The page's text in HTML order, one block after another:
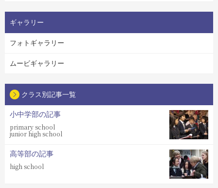
ギャラリー
フォトギャラリー
ムービギャラリー
クラス別記事一覧
小中学部の記事
primary school
junior high school
高等部の記事
high school